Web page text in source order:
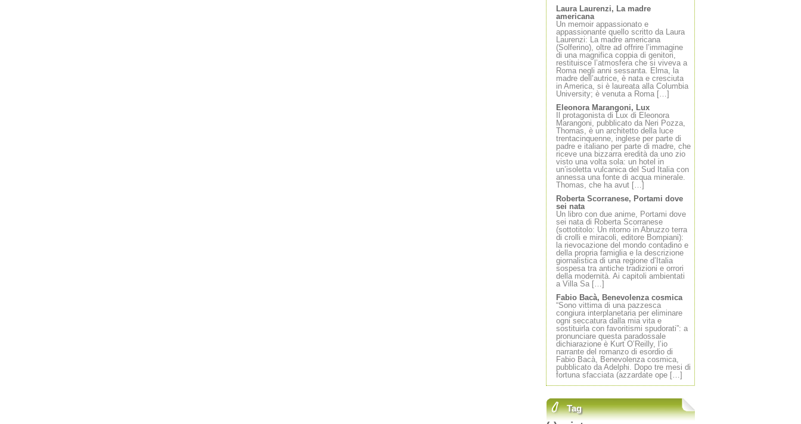
Laura Laurenzi, La madre
americana
Un memoir appassionato e
appassionante quello scritto da Laura
Laurenzi: La madre americana
(Solferino), oltre ad offrire l’immagine
di una magnifica coppia di genitori,
restituisce l’atmosfera che si viveva a
Roma negli anni sessanta. Elma, la
madre dell’autrice, è nata e cresciuta
in America, si è laureata alla Columbia
University; è venuta a Roma […]
Eleonora Marangoni, Lux
Il protagonista di Lux di Eleonora
Marangoni, pubblicato da Neri Pozza,
Thomas, è un architetto della luce
trentacinquenne, inglese per parte di
padre e italiano per parte di madre, che
riceve una bizzarra eredità da uno zio
visto una volta sola: un hotel in
un’isoletta vulcanica del Sud Italia con
annessa una fonte di acqua minerale.
Thomas, che ha avut […]
Roberta Scorranese, Portami dove
sei nata
Un libro con due anime, Portami dove
sei nata di Roberta Scorranese
(sottotitolo: Un ritorno in Abruzzo terra
di crolli e miracoli, editore Bompiani):
la rievocazione del mondo contadino e
della propria famiglia e la descrizione
giornalistica di una regione d’Italia
sospesa tra antiche tradizioni e orrori
della modernità. Ai capitoli ambientati
a Villa Sa […]
Fabio Bacà, Benevolenza cosmica
“Sono vittima di una pazzesca
congiura interplanetaria per eliminare
ogni seccatura dalla mia vita e
sostituirla con favoritismi spudorati”: a
pronunciare questa paradossale
dichiarazione è Kurt O’Reilly, l’io
narrante del romanzo di esordio di
Fabio Bacà, Benevolenza cosmica,
pubblicato da Adelphi. Dopo tre mesi di
fortuna sfacciata (azzardate ope […]
Tag